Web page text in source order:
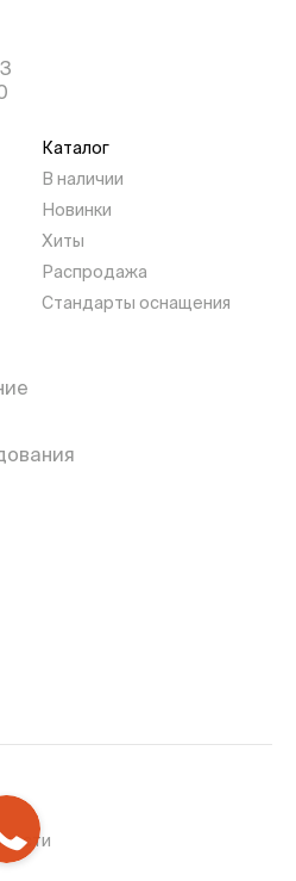
Каталог
В наличии
Новинки
Хиты
Распродажа
Стандарты оснащения